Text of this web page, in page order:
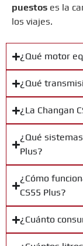
puestos es la
los viajes.
¿Qué motor
¿Qué
¿La Changan
¿Qué
Plus?
¿Cómo
CS55 Plus?
¿Cuánto